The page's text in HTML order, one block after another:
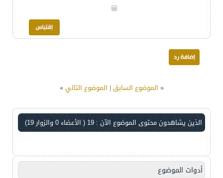
« الموضوع السابق| الموضوع التالي»
الذين يشاهدون محتوى الموضوع الآن : 19 ( الأعضاء 0 والزوار 19)
أدوات الموضوع